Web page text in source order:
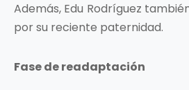
Además, Edu Rodríguez
por su reciente paternidad.
Fase de readaptación